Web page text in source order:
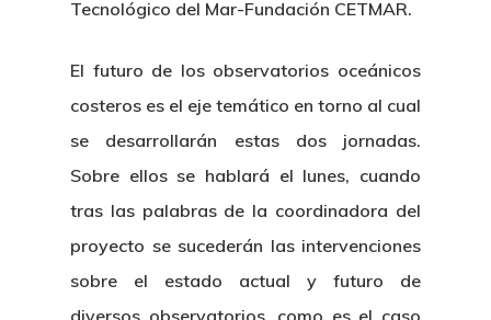
Tecnológico del Mar-Fundación CETMAR.
El futuro de los observatorios oceánicos
costeros es el eje temático en torno al cual
se desarrollarán estas dos jornadas.
Sobre ellos se hablará el lunes, cuando
tras las palabras de la coordinadora del
proyecto se sucederán las intervenciones
sobre el estado actual y futuro de
diversos observatorios, como es el caso